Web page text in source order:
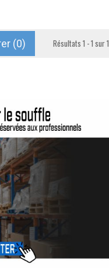
(0) Résultats 1 - 1 sur 1.